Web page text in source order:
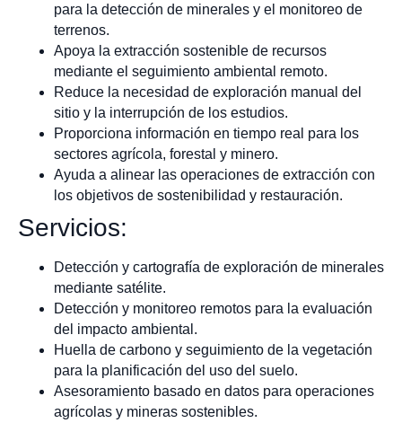
para la detección de minerales y el monitoreo de
terrenos.
Apoya la extracción sostenible de recursos
mediante el seguimiento ambiental remoto.
Reduce la necesidad de exploración manual del
sitio y la interrupción de los estudios.
Proporciona información en tiempo real para los
sectores agrícola, forestal y minero.
Ayuda a alinear las operaciones de extracción con
los objetivos de sostenibilidad y restauración.
Servicios:
Detección y cartografía de exploración de minerales
mediante satélite.
Detección y monitoreo remotos para la evaluación
del impacto ambiental.
Huella de carbono y seguimiento de la vegetación
para la planificación del uso del suelo.
Asesoramiento basado en datos para operaciones
agrícolas y mineras sostenibles.